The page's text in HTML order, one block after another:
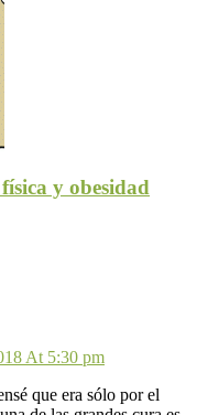
y obesidad
At 5:30 pm
que era sólo por el